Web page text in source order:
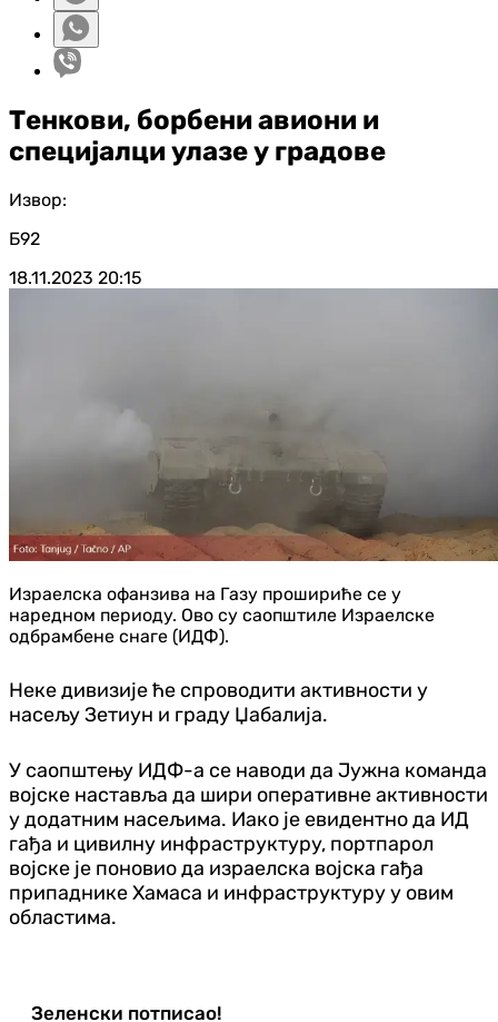
Тенкови, борбени авиони и
специјалци улазе у градове
Извор:
Б92
18.11.2023 20:15
Израелска офанзива на Газу прошириће се у
наредном периоду. Ово су саопштиле Израелске
одбрамбене снаге (ИДФ).
Неке дивизије ће спроводити активности у
насељу Зетиун и граду Џабалија.
У саопштењу ИДФ-а се наводи да Јужна команда
војске наставља да шири оперативне активности
у додатним насељима. Иако је евидентно да ИД
гађа и цивилну инфраструктуру, портпарол
војске је поновио да израелска војска гађа
припаднике Хамаса и инфраструктуру у овим
областима.
Зеленски потписао!